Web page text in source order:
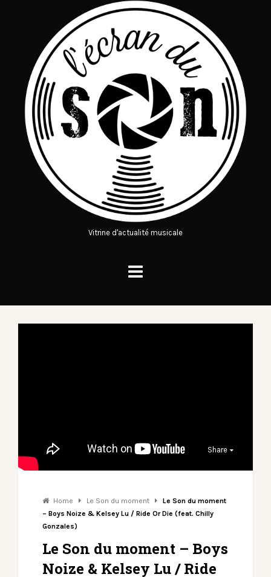
Vitrine d'actualité musicale
Share
Home Le Son du moment
Le Son du moment
– Boys Noize & Kelsey Lu / Ride Or Die (feat. Chilly
Gonzales)
Le Son du moment – Boys
Noize & Kelsey Lu / Ride